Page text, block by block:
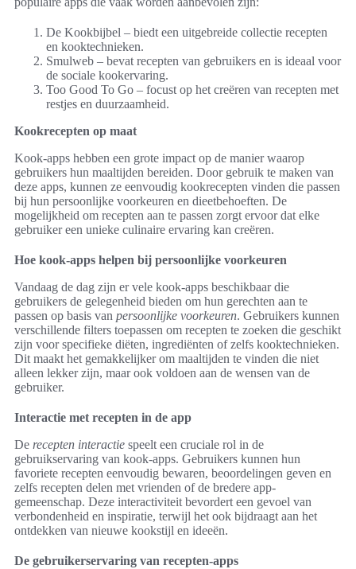
De Kookbijbel – biedt een uitgebreide collectie recepten
en kooktechnieken.
Smulweb – bevat recepten van gebruikers en is ideaal voor
de sociale kookervaring.
Too Good To Go – focust op het creëren van recepten met
restjes en duurzaamheid.
Kookrecepten op maat
Kook-apps hebben een grote impact op de manier waarop
gebruikers hun maaltijden bereiden. Door gebruik te maken van
deze apps, kunnen ze eenvoudig kookrecepten vinden die passen
bij hun persoonlijke voorkeuren en dieetbehoeften. De
mogelijkheid om recepten aan te passen zorgt ervoor dat elke
gebruiker een unieke culinaire ervaring kan creëren.
Hoe kook-apps helpen bij persoonlijke voorkeuren
Vandaag de dag zijn er vele kook-apps beschikbaar die
gebruikers de gelegenheid bieden om hun gerechten aan te
passen op basis van persoonlijke voorkeuren. Gebruikers kunnen
verschillende filters toepassen om recepten te zoeken die geschikt
zijn voor specifieke diëten, ingrediënten of zelfs kooktechnieken.
Dit maakt het gemakkelijker om maaltijden te vinden die niet
alleen lekker zijn, maar ook voldoen aan de wensen van de
gebruiker.
Interactie met recepten in de app
De recepten interactie speelt een cruciale rol in de
gebruikservaring van kook-apps. Gebruikers kunnen hun
favoriete recepten eenvoudig bewaren, beoordelingen geven en
zelfs recepten delen met vrienden of de bredere app-
gemeenschap. Deze interactiviteit bevordert een gevoel van
verbondenheid en inspiratie, terwijl het ook bijdraagt aan het
ontdekken van nieuwe kookstijl en ideeën.
De gebruikerservaring van recepten-apps